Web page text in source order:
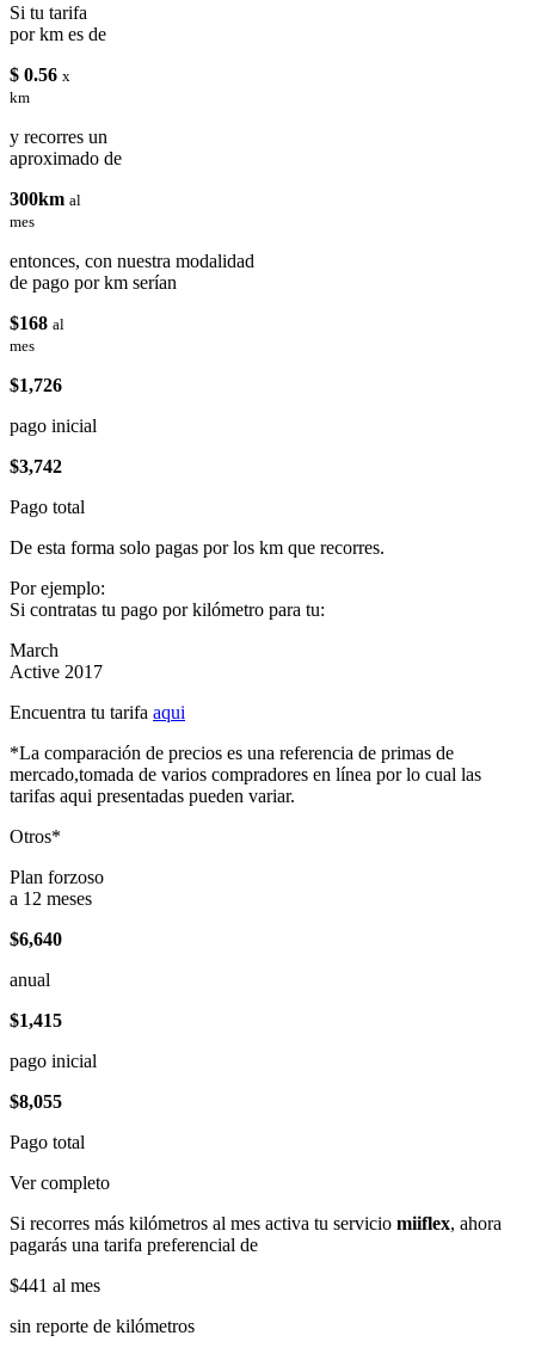
Si tu tarifa
por km es de
$ 0.56 x
km
y recorres un
aproximado de
300km al
mes
entonces, con nuestra modalidad
de pago por km serían
$168 al
mes
$1,726
pago inicial
$3,742
Pago total
De esta forma solo pagas por los km que recorres.
Por ejemplo:
Si contratas tu pago por kilómetro para tu:
March
Active 2017
Encuentra tu tarifa aqui
*La comparación de precios es una referencia de primas de
mercado,tomada de varios compradores en línea por lo cual las
tarifas aqui presentadas pueden variar.
Otros*
Plan forzoso
a 12 meses
$6,640
anual
$1,415
pago inicial
$8,055
Pago total
Ver completo
Si recorres más kilómetros al mes activa tu servicio miiflex, ahora
pagarás una tarifa preferencial de
$441 al mes
sin reporte de kilómetros